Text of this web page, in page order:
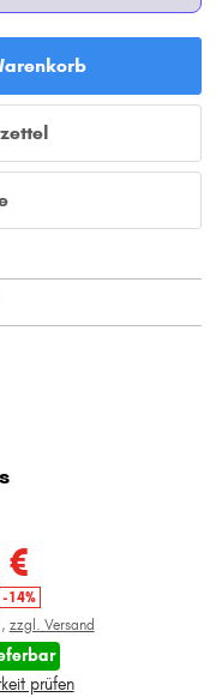
-14%
zzgl. Versand
prüfen